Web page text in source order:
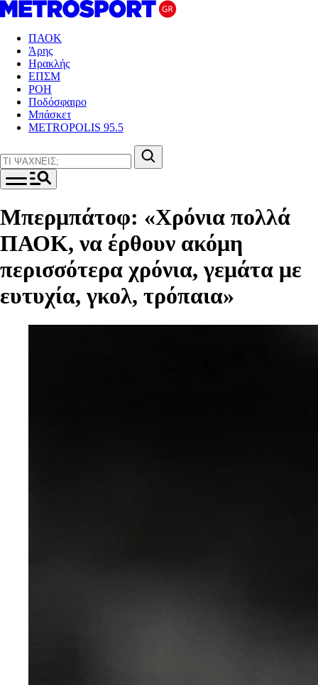
ΠΑΟΚ
Άρης
Ηρακλής
ΕΠΣΜ
ΡΟΗ
Ποδόσφαιρο
Μπάσκετ
METROPOLIS 95.5
Μπερμπάτοφ: «Χρόνια πολλά
ΠΑΟΚ, να έρθουν ακόμη
περισσότερα χρόνια, γεμάτα με
ευτυχία, γκολ, τρόπαια»